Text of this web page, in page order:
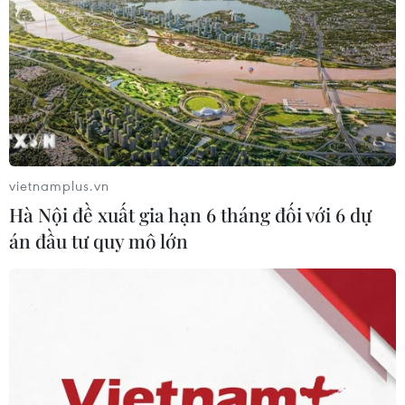
Theo dõi VietnamPlus
TIN LIÊN QUAN
vietnamplus.vn
Hà Nội đề xuất gia hạn 6 tháng đối với 6 dự
án đầu tư quy mô lớn